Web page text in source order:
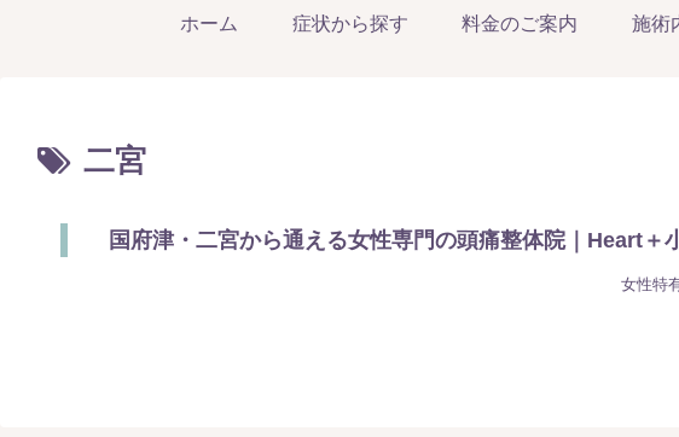
ホーム 症状から探す 料金のご案内 施術
二宮
国府津・二宮から通える女性専門の頭痛整体院｜Heart＋
女性特